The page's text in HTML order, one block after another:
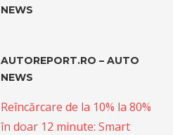
NEWS
AUTOREPORT.RO – AUTO
NEWS
Reîncărcare de la 10% la 80%
în doar 12 minute: Smart